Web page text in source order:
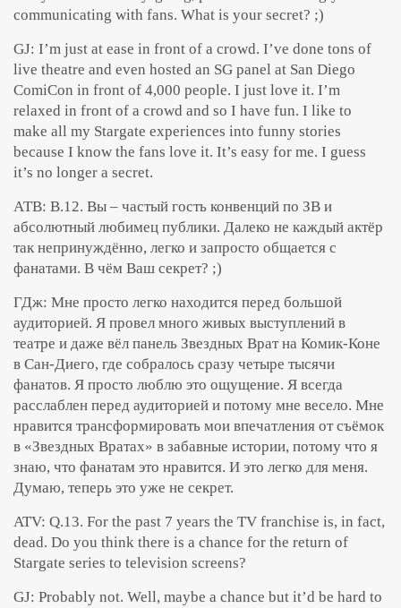
communicating with fans. What is your secret? ;)
GJ: I’m just at ease in front of a crowd. I’ve done tons of
live theatre and even hosted an SG panel at San Diego
ComiCon in front of 4,000 people. I just love it. I’m
relaxed in front of a crowd and so I have fun. I like to
make all my Stargate experiences into funny stories
because I know the fans love it. It’s easy for me. I guess
it’s no longer a secret.
АТВ: В.12. Вы – частый гость конвенций по ЗВ и
абсолютный любимец публики. Далеко не каждый актёр
так непринуждённо, легко и запросто общается с
фанатами. В чём Ваш секрет? ;)
ГДж: Мне просто легко находится перед большой
аудиторией. Я провел много живых выступлений в
театре и даже вёл панель Звездных Врат на Комик-Коне
в Сан-Диего, где собралось сразу четыре тысячи
фанатов. Я просто люблю это ощущение. Я всегда
расслаблен перед аудиторией и потому мне весело. Мне
нравится трансформировать мои впечатления от съёмок
в «Звездных Вратах» в забавные истории, потому что я
знаю, что фанатам это нравится. И это легко для меня.
Думаю, теперь это уже не секрет.
ATV: Q.13. For the past 7 years the TV franchise is, in fact,
dead. Do you think there is a chance for the return of
Stargate series to television screens?
GJ: Probably not. Well, maybe a chance but it’d be hard to